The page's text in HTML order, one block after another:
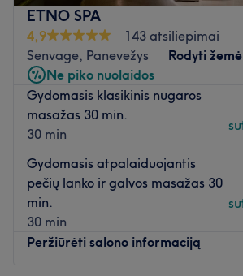
ETNO SPA
4,9
143 atsiliepimai
Senvage, Panevežys
Rodyti
Ne piko nuolaidos
Gydomasis klasikinis nugaros
masažas 30 min.
30 min
Gydomasis atpalaiduojantis
pečių lanko ir galvos masažas 30
min.
30 min
Peržiūrėti salono informaciją